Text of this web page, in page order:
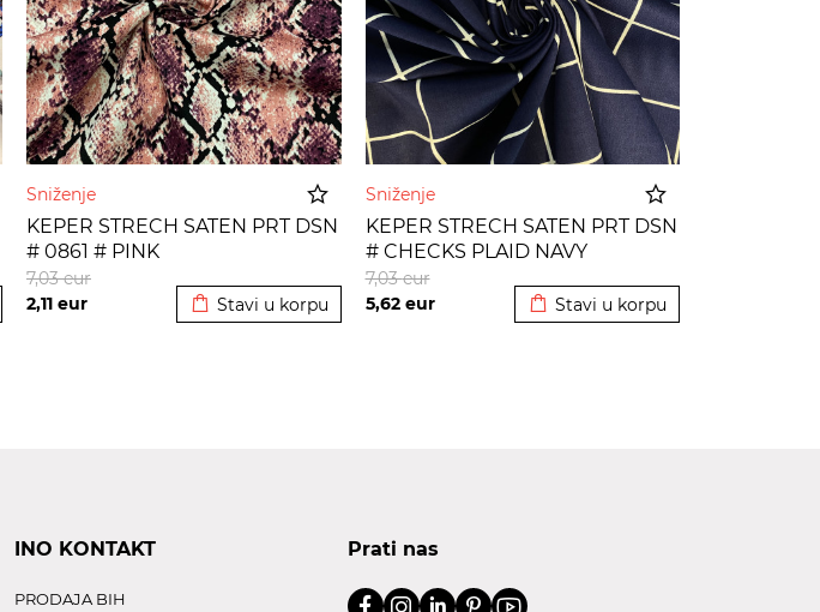
Sniženje
KEPER STRECH SATEN PRT DSN
# 0861 # PINK
2,11 eur
7,03eur
Stavi u korpu
Sniženje
KEPER STRECH SATEN PRT DSN
# CHECKS PLAID NAVY
5,62 eur
7,03eur
Stavi u korpu
INO KONTAKT
PRODAJA BIH
Prati nas